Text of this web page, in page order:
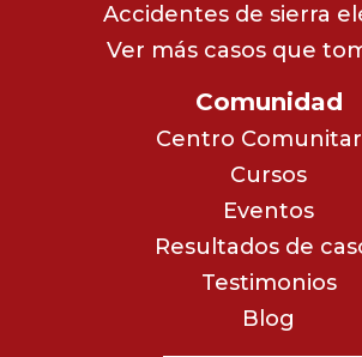
Accidentes de sierra
Ver más casos que
Comunidad
Centro
Cursos
Eventos
Resultados de
Testimonios
Blog